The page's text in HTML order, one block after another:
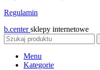
Regulamin
b.centersklepy internetowe
Menu
Kategorie